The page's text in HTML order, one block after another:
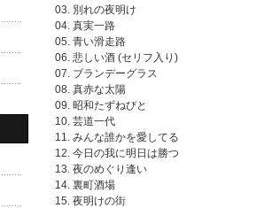
03. 別れの夜明け
04. 真実一路
05. 青い滑走路
06. 悲しい酒 (セリフ入り)
07. ブランデーグラス
08. 真赤な太陽
09. 昭和たずねびと
10. 芸道一代
11. みんな誰かを愛してる
12. 今日の我に明日は勝つ
13. 夜のめぐり逢い
14. 裏町酒場
15. 夜明けの街